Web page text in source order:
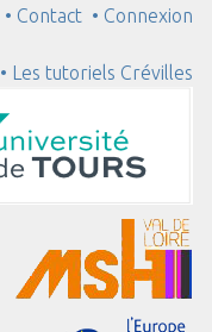
• Contact • Connexion
• Les tutoriels Crévilles